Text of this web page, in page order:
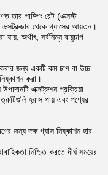
তার পাম্পিং রেট (এক্সস্ট
এক্সট্রুডার থেকে গ্যাসের আয়তন।
যায়, অর্থাৎ, সর্বনিম্ন বায়ুচাপ
জন্য একটি কম চাপ বা উচ্চ
করা।
এক্সট্রুশন প্রক্রিয়া
হ্রাস পায় এবং পণ্যের
জন্য দক্ষ গ্যাস নিষ্কাশন হার
নিশ্চিত করতে দীর্ঘ সময়ের